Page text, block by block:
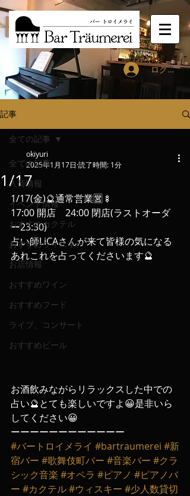
ログイン
記事
全ての記事
入荷情報
イベント情報
おすすめカクテル
おすすめウィスキー
お店情報
おすすめワイン
おすすめフード
ライブ、コンサート
おすすめビール
全ての記事
1/17
okiyuri
2025年1月17日 読了時間: 1分
1/17(金)🔮通常営業🈺🍢
17:00 開店　24:00 閉店(ラストオーダ
ー23:30)
占い師LiCAさんが来て皆様の気になる
あれこれを占ってくださいます🔮
お酒飲みながらリラックスした中での
占い🔮とても楽しいですよ😀是非いら
してください😀
ーーーーーーーーーーーー
#バートロイメライ #bartraumerei #新
宿バー #歌舞伎町バー #音楽バー #クラ
シック音楽 #オペラ #ピアノ #ピアノバ
ー #カクテル#ウィスキー #少人数貸切